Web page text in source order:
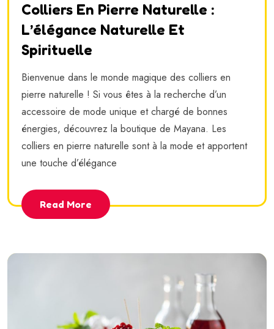
Colliers En Pierre Naturelle :
L’élégance Naturelle Et
Spirituelle
Bienvenue dans le monde magique des colliers en
pierre naturelle ! Si vous êtes à la recherche d’un
accessoire de mode unique et chargé de bonnes
énergies, découvrez la boutique de Mayana. Les
colliers en pierre naturelle sont à la mode et apportent
une touche d’élégance
Read More